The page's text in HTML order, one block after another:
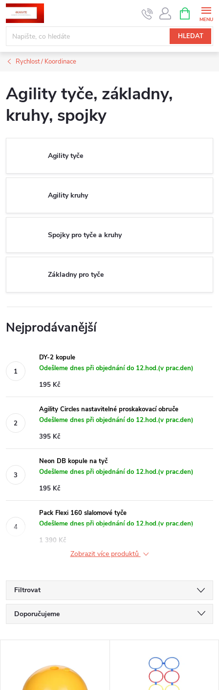
Přejít
na
obsah
HLEDAT
NÁKUPNÍ
KOŠÍK
Rychlost / Koordinace
Agility tyče, základny,
kruhy, spojky
Agility tyče
Agility kruhy
Spojky pro tyče a kruhy
Základny pro tyče
Nejprodávanější
DY-2 kopule
Odešleme dnes při objednání do 12.hod.(v prac.den)
195 Kč
Agility Circles nastavitelné proskakovací obruče
Odešleme dnes při objednání do 12.hod.(v prac.den)
395 Kč
Neon DB kopule na tyč
Odešleme dnes při objednání do 12.hod.(v prac.den)
195 Kč
Pack Flexi 160 slalomové tyče
Odešleme dnes při objednání do 12.hod.(v prac.den)
1 390 Kč
Zobrazit více produktů
Filtrovat
Ř
a
Doporučujeme
Nejprodávanější